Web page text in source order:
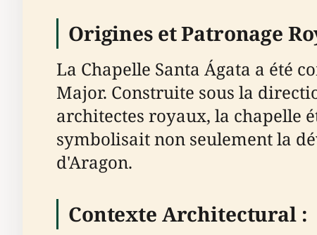
Origines et Patronage
La Chapelle Santa Ágata a été
Major. Construite sous la
architectes royaux, la chapelle
symbolisait non seulement la
d'Aragon.
Contexte Architectural :